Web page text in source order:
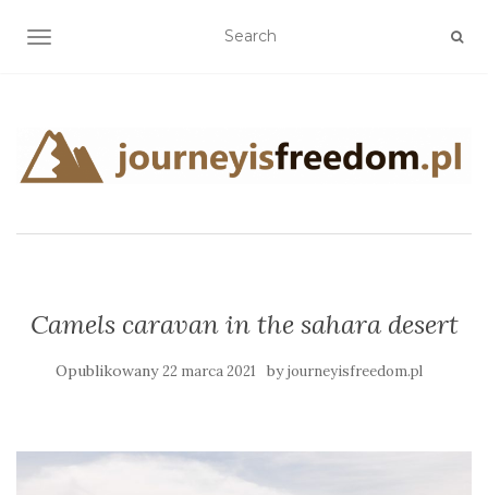
TOGGLE NAVIGATION
Camels caravan in the sahara desert
Opublikowany22 marca 2021 byjourneyisfreedom.pl